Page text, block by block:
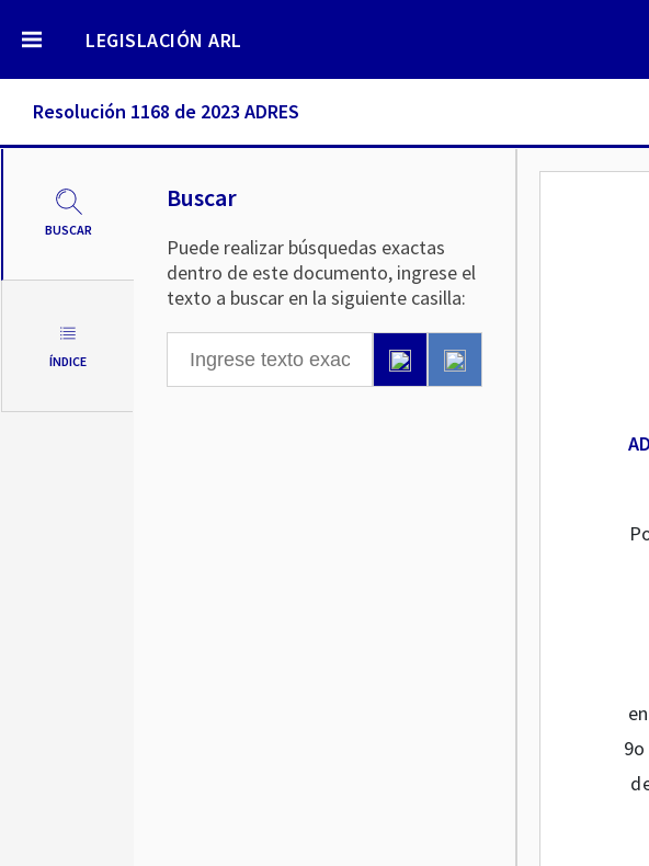
LEGISLACIÓN ARL
Resolución 1168 de 2023 ADRES
BUSCAR
ÍNDICE
Buscar
Puede realizar búsquedas exactas
dentro de este documento, ingrese el
texto a buscar en la siguiente casilla: